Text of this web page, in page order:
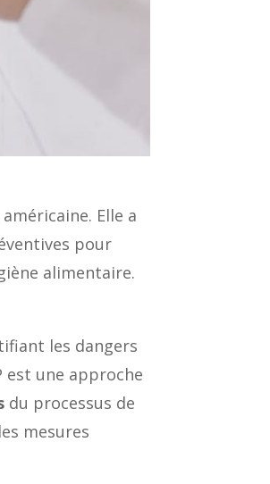
Elle a
pour
alimentaire.
les dangers
est une approche
du processus de
mesures